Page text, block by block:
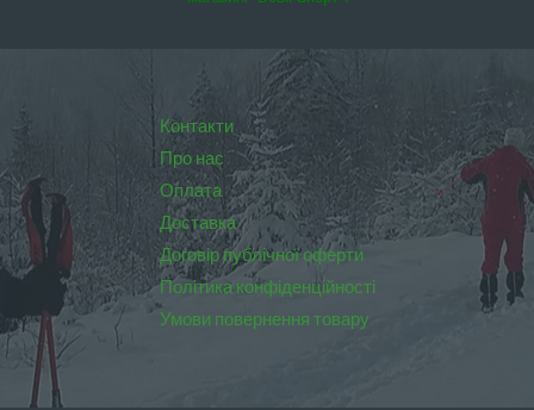
Контакти
Про нас
Оплата
Доставка
Договір публічної оферти
Політика конфіденційності
Умови повернення товару